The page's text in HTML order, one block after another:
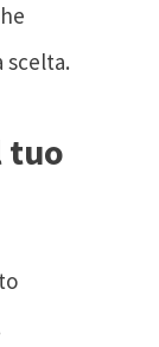
scelta.
tuo